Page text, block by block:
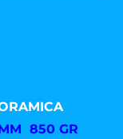
850 GR